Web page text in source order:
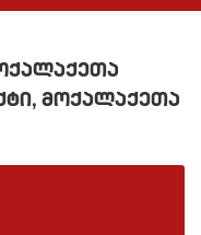
მოქალაქეთა